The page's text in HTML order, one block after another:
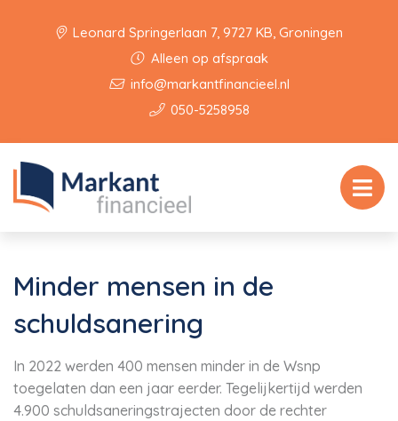
Leonard Springerlaan 7, 9727 KB, Groningen
Alleen op afspraak
info@markantfinancieel.nl
050-5258958
Minder mensen in de
schuldsanering
In 2022 werden 400 mensen minder in de Wsnp
toegelaten dan een jaar eerder. Tegelijkertijd werden
4.900 schuldsaneringstrajecten door de rechter